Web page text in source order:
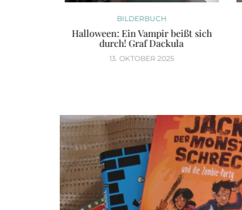
BILDERBUCH
Halloween: Ein Vampir beißt sich
durch! Graf Dackula
13. OKTOBER 2025